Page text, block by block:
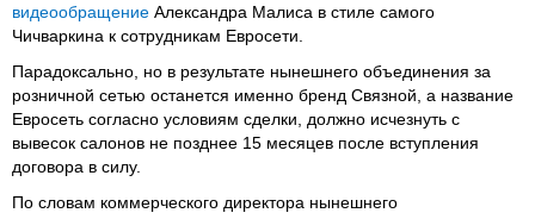
видеообращение Александра Малиса в стиле самого
Чичваркина к сотрудникам Евросети.
Парадоксально, но в результате нынешнего объединения за
розничной сетью останется именно бренд Связной, а название
Евросеть согласно условиям сделки, должно исчезнуть с
вывесок салонов не позднее 15 месяцев после вступления
договора в силу.
По словам коммерческого директора нынешнего